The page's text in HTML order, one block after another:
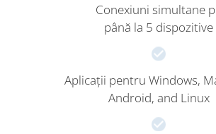
Conexiuni simultane
până la 5 dispozitive
Aplicații pentru Windows,
Android, and Linux